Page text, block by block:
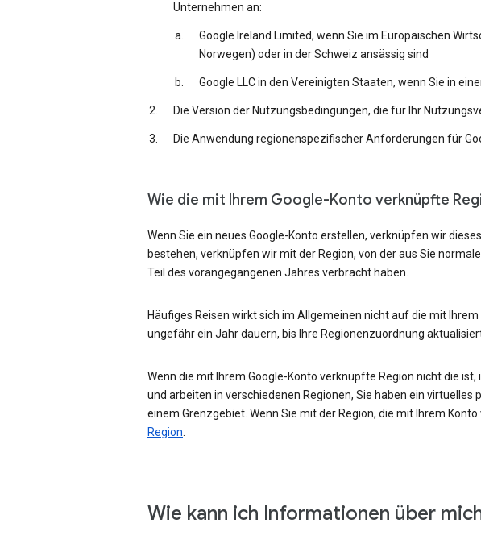
Unternehmen an:
Google Ireland Limited, wenn Sie im Europäischen
Norwegen) oder in der Schweiz ansässig sind
Google LLC in den Vereinigten Staaten, wenn Sie in
Die Version der Nutzungsbedingungen, die für Ihr
Die Anwendung regionenspezifischer Anforderungen für
Wie die mit Ihrem Google-Konto verknüpfte
Wenn Sie ein neues Google-Konto erstellen, verknüpfen wir
bestehen, verknüpfen wir mit der Region, von der aus Sie
Teil des vorangegangenen Jahres verbracht haben.
Häufiges Reisen wirkt sich im Allgemeinen nicht auf die mit
ungefähr ein Jahr dauern, bis Ihre Regionenzuordnung
Wenn die mit Ihrem Google-Konto verknüpfte Region nicht die
und arbeiten in verschiedenen Regionen, Sie haben ein
einem Grenzgebiet. Wenn Sie mit der Region, die mit Ihrem
Region
Wie kann ich Informationen über